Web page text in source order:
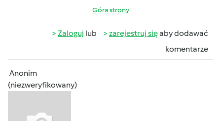
Góra strony
Zaloguj lub zarejestruj sięaby dodawać
komentarze
Anonim
(niezweryfikowany)